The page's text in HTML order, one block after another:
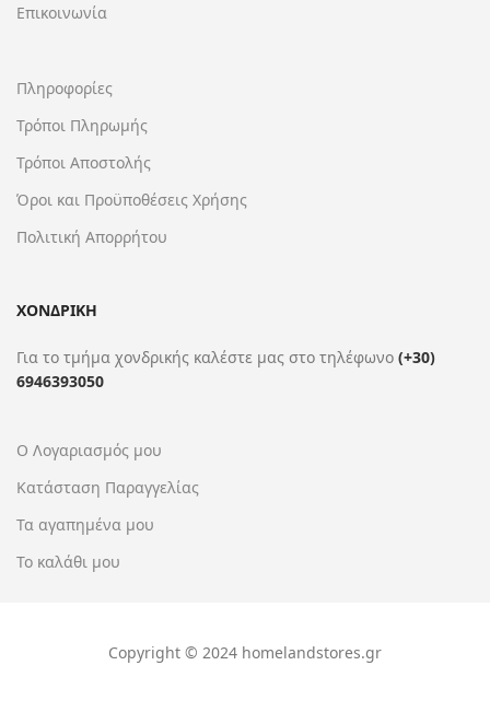
Επικοινωνία
Πληροφορίες
Τρόποι Πληρωμής
Τρόποι Αποστολής
Όροι και Προϋποθέσεις Χρήσης
Πολιτική Απορρήτου
ΧΟΝΔΡΙΚΗ
Για το τμήμα χονδρικής καλέστε μας στο τηλέφωνο (+30)
6946393050
Ο Λογαριασμός μου
Κατάσταση Παραγγελίας
Τα αγαπημένα μου
Το καλάθι μου
Copyright © 2024 homelandstores.gr